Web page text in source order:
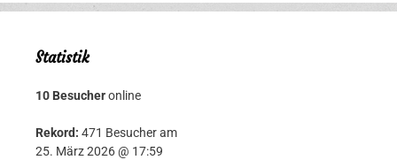
Statistik
10 Besucheronline
Rekord: 471 Besucher am
25. März 2026 @ 17:59